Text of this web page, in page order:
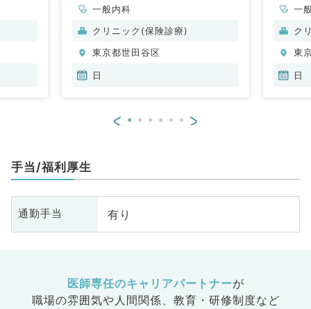
一般内科
クリニック(保険診療)
東京都世田谷区
日
一
ク
東
日
< >
手当/福利厚生
通勤手当 有り
医師専任のキャリアパートナーが
職場の雰囲気や人間関係、 教育・研修制度など